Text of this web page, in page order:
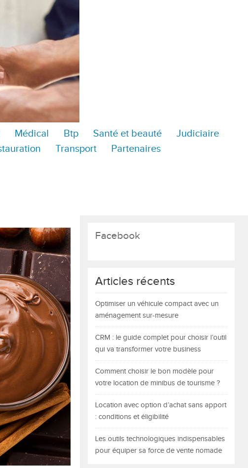
Médical Btp Santé et beauté
Judiciaire
Transport Partenaires
Facebook
Articles récents
Optimiser un véhicule compact avec un
aménagement sur-mesure
CRM : le guide complet pour choisir l’outil
qui va transformer votre business
Comment choisir le bon modèle pour
votre location de minibus de tourisme ?
Location avec option d’achat sans apport
: conditions et éligibilité
Les outils technologiques indispensables
pour équiper sa force de vente nomade